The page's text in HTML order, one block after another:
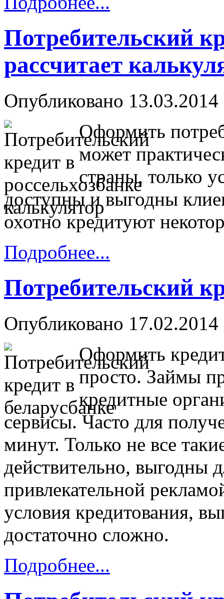
Потребительский
рассчитает
Опубликовано
Оформить
может
страны, только
доступны и выгодны
охотно кредитуют
Подробнее...
Потребительский
Опубликовано
Оформить
просто. Займы
кредитные
сервисы. Часто для
минут. Только не все
действительно, выгодны
привлекательной
условия кредитования,
достаточно сложно.
Подробнее...